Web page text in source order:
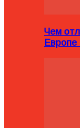
Чем
Европе